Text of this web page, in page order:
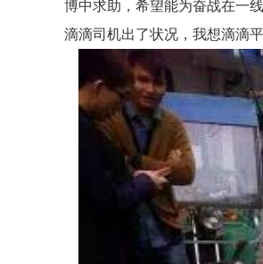
博中求助，希望能为奋战在一
滴滴司机出了状况，我想滴滴